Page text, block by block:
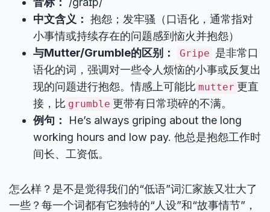
中文含义： 抱怨；发牢骚（口语化，通常指对
小事情或持续存在的问题感到恼火并抱怨）
与Mutter/Grumble的区别：
Gripe 是非常口
语化的词，强调对一些令人烦恼的小事或反复出
现的问题进行抱怨。情感上可能比 mutter 更直
接，比 grumble 更带有日常琐碎的不满。
例句：
He’s always griping about the long
working hours and low pay. 他总是抱怨工作时
间长、工资低。
怎么样？是不是觉得我们的“低语”词汇家族又壮大了
一些？每一个词都有它独特的“人设”和“故事情节”，